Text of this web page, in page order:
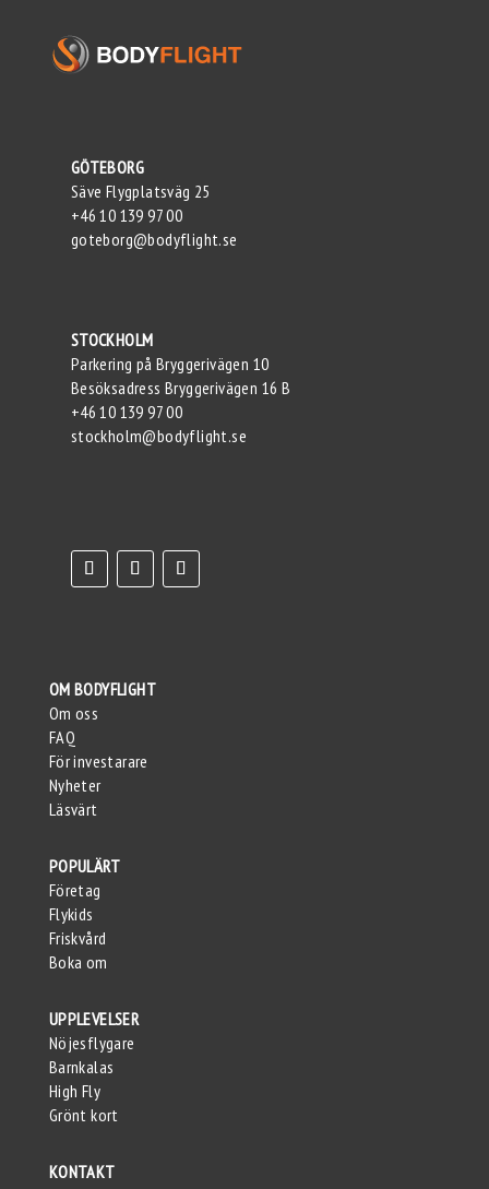
GÖTEBORG
Säve Flygplatsväg 25
+46 10 139 97 00
goteborg@bodyflight.se
STOCKHOLM
Parkering på Bryggerivägen 10
Besöksadress Bryggerivägen 16 B
+46 10 139 97 00
stockholm@bodyflight.se
OM BODYFLIGHT
Om oss
FAQ
För investarare
Nyheter
Läsvärt
POPULÄRT
Företag
Flykids
Friskvård
Boka om
UPPLEVELSER
Nöjesflygare
Barnkalas
High Fly
Grönt kort
KONTAKT